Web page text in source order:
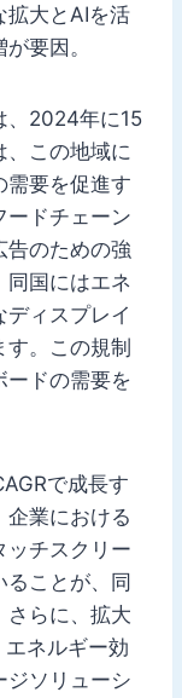
拡大とAIを活
要因。
、2024年に15
、この地域に
需要を促進す
ードチェーン
告のための強
同国にはエネ
ィスプレイ
す。この規制
ードの需要を
で成長す
企業における
ッチスクリー
ることが、同
さらに、拡大
ネルギー効
ジソリューシ